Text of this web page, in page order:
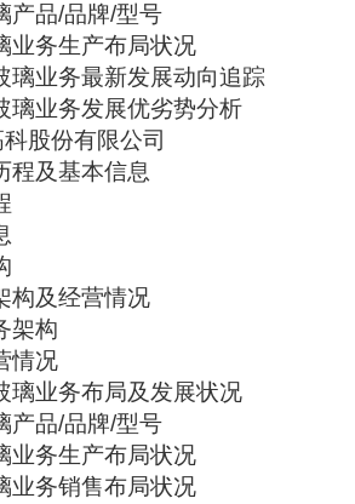
产品/品牌/型号
业务生产布局状况
璃业务最新发展动向追踪
璃业务发展优劣势分析
股份有限公司
程及基本信息
构及经营情况
架构
情况
璃业务布局及发展状况
产品/品牌/型号
业务生产布局状况
业务销售布局状况